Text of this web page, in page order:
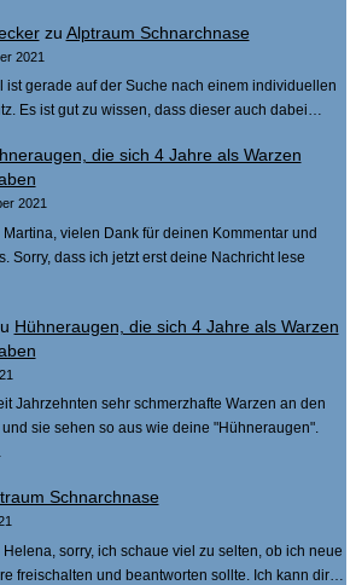
zu Alptraum Schnarchnase
2021
ist gerade auf der Suche nach einem individuellen
Es ist gut zu wissen, dass dieser auch dabei…
die sich 4 Jahre als Warzen
2021
vielen Dank für deinen Kommentar und
Sorry, dass ich jetzt erst deine Nachricht lese
Hühneraugen, die sich 4 Jahre als Warzen
Jahrzehnten sehr schmerzhafte Warzen an den
und sie sehen so aus wie deine "Hühneraugen".
Schnarchnase
sorry, ich schaue viel zu selten, ob ich neue
freischalten und beantworten sollte. Ich kann dir…